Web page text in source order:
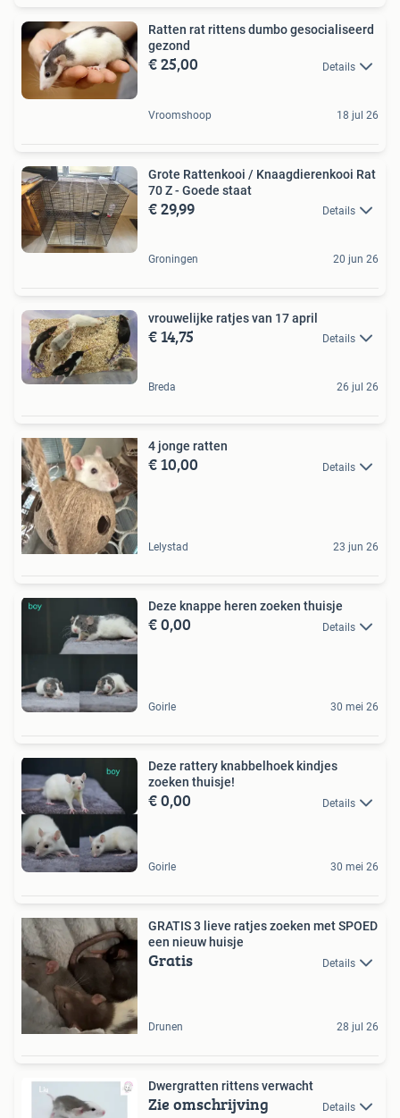
Ratten rat rittens dumbo gesocialiseerd
gezond
€ 25,00 Details
Vroomshoop 18 jul 26
Grote Rattenkooi / Knaagdierenkooi Rat
70 Z - Goede staat
€ 29,99 Details
Groningen 20 jun 26
vrouwelijke ratjes van 17 april
€ 14,75 Details
Breda 26 jul 26
4 jonge ratten
€ 10,00 Details
Lelystad 23 jun 26
Deze knappe heren zoeken thuisje
€ 0,00 Details
Goirle 30 mei 26
Deze rattery knabbelhoek kindjes
zoeken thuisje!
€ 0,00 Details
Goirle 30 mei 26
GRATIS 3 lieve ratjes zoeken met SPOED
een nieuw huisje ️
Gratis Details
Drunen 28 jul 26
Dwergratten rittens verwacht
Zie omschrijving Details